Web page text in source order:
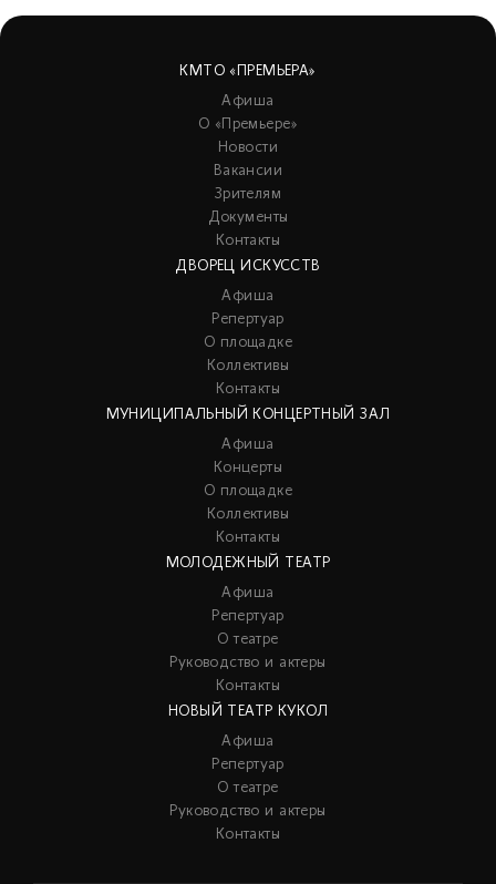
КМТО «ПРЕМЬЕРА»
Афиша
О «Премьере»
Новости
Вакансии
Зрителям
Документы
Контакты
ДВОРЕЦ ИСКУССТВ
Афиша
Репертуар
О площадке
Коллективы
Контакты
МУНИЦИПАЛЬНЫЙ КОНЦЕРТНЫЙ ЗАЛ
Афиша
Концерты
О площадке
Коллективы
Контакты
МОЛОДЕЖНЫЙ ТЕАТР
Афиша
Репертуар
О театре
Руководство и актеры
Контакты
НОВЫЙ ТЕАТР КУКОЛ
Афиша
Репертуар
О театре
Руководство и актеры
Контакты